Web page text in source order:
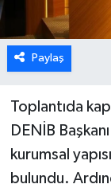
Paylaş
Toplantıda
DENİB
kurumsal
bulundu.